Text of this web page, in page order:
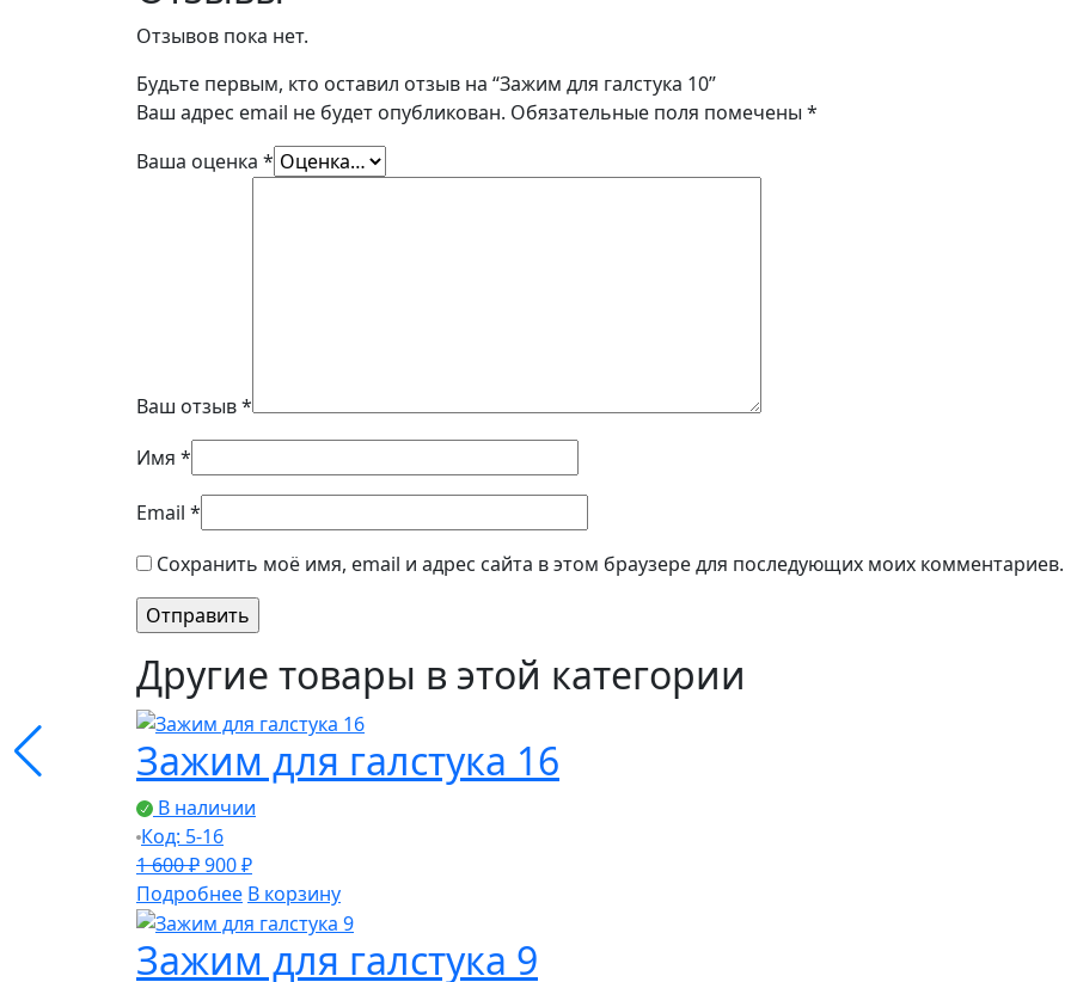
Отзывов пока нет.
Будьте первым, кто оставил отзыв на “Зажим для галстука 10”
Ваш адрес email не будет опубликован. Обязательные поля помечены *
Ваша оценка *
Ваш отзыв*
Имя *
Email *
Сохранить моё имя, email и адрес сайта в этом браузере для последующих моих комментариев.
Другие товары в этой категории
Зажим для галстука 16
В наличии
Код: 5-16
1 600₽Первоначальная
цена
составляла
1
900₽Текущая
цена:
900 ₽.
Подробнее В корзину
Зажим для галстука 9